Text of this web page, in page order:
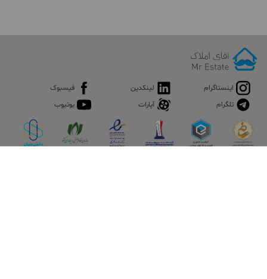
اینستاگرام لینکدین
فیسبوک
تلگرام
آپارات یوتیوب